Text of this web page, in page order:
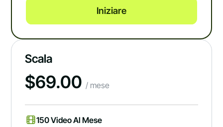
Iniziare
Scala
$69.00 / mese
150 Video Al Mese